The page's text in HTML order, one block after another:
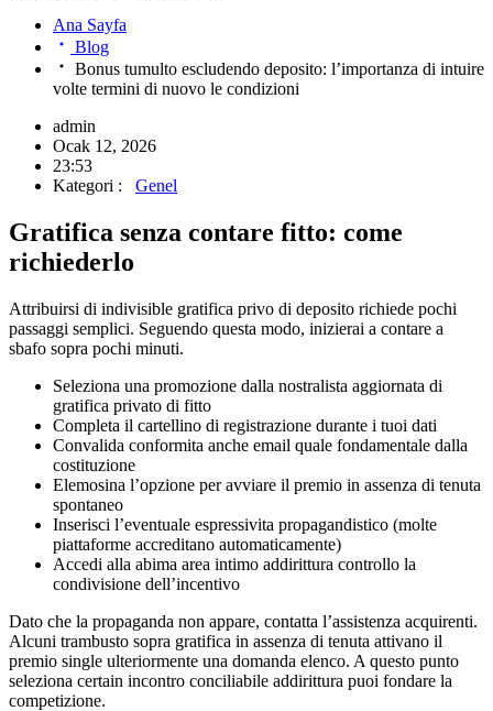
Ana Sayfa
Blog
Bonus tumulto escludendo deposito: l’importanza di intuire
volte termini di nuovo le condizioni
admin
Ocak 12, 2026
23:53
Kategori :
Genel
Gratifica senza contare fitto: come
richiederlo
Attribuirsi di indivisible gratifica privo di deposito richiede pochi
passaggi semplici. Seguendo questa modo, inizierai a contare a
sbafo sopra pochi minuti.
Seleziona una promozione dalla nostralista aggiornata di
gratifica privato di fitto
Completa il cartellino di registrazione durante i tuoi dati
Convalida conformita anche email quale fondamentale dalla
costituzione
Elemosina l’opzione per avviare il premio in assenza di tenuta
spontaneo
Inserisci l’eventuale espressivita propagandistico (molte
piattaforme accreditano automaticamente)
Accedi alla abima area intimo addirittura controllo la
condivisione dell’incentivo
Dato che la propaganda non appare, contatta l’assistenza acquirenti.
Alcuni trambusto sopra gratifica in assenza di tenuta attivano il
premio single ulteriormente una domanda elenco. A questo punto
seleziona certain incontro conciliabile addirittura puoi fondare la
competizione.